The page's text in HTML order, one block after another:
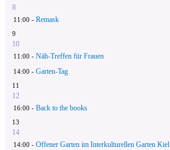
8
11:00 - Remask
9
10
11:00 - Näh-Treffen für Frauen
14:00 - Garten-Tag
11
12
16:00 - Back to the books
13
14
14:00 - Offener Garten im Interkulturellen Garten Kiel